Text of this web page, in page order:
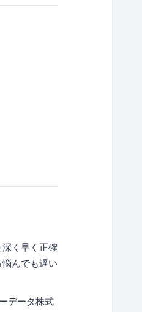
く早く正確
んでも遅い
データ株式